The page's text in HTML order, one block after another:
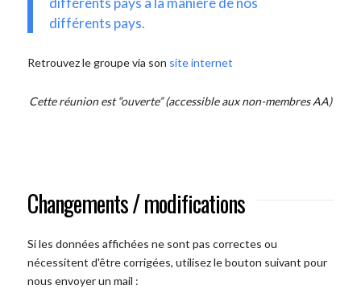
différents pays.
Retrouvez le groupe via son site internet
Cette réunion est “ouverte” (accessible aux non-membres AA)
Changements / modifications
Si les données affichées ne sont pas correctes ou
nécessitent d'être corrigées, utilisez le bouton suivant pour
nous envoyer un mail :